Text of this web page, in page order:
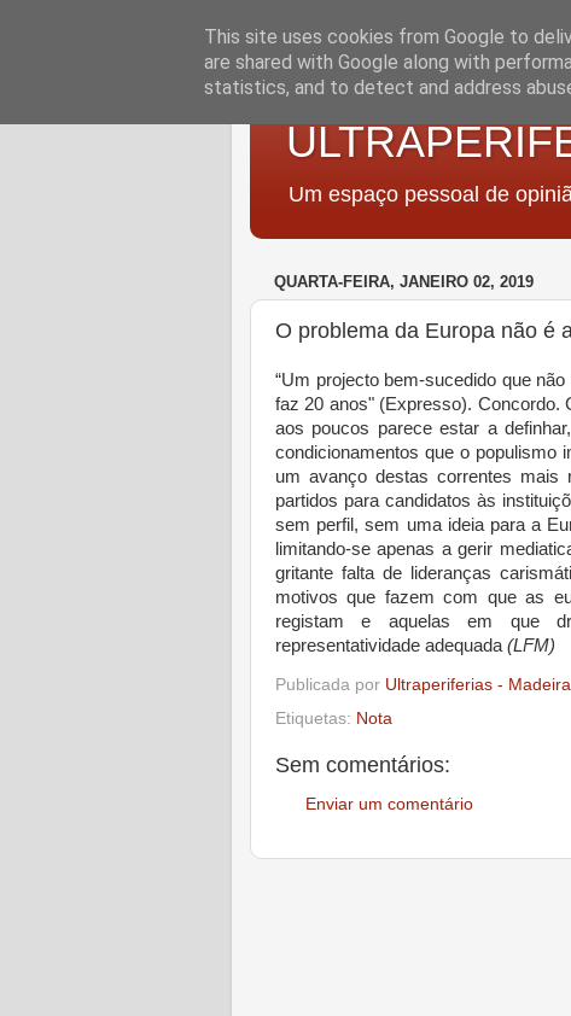
Um espaço pessoal de
QUARTA-FEIRA, JANEIRO 02, 2019
O problema da Europa não é
“Um projecto bem-sucedido que
faz 20 anos" (Expresso). Concordo.
aos poucos parece estar a
condicionamentos que o populismo
um avanço destas correntes mais
partidos para candidatos às
sem perfil, sem uma ideia para a
limitando-se apenas a gerir
gritante falta de lideranças
motivos que fazem com que as
registam e aquelas em que
representatividade adequada (LFM)
Publicada por Ultraperiferias - Madeira
Etiquetas: Nota
Sem comentários:
Enviar um comentário
This site uses cookies from Google to
are shared with Google along with
statistics, and to detect and address